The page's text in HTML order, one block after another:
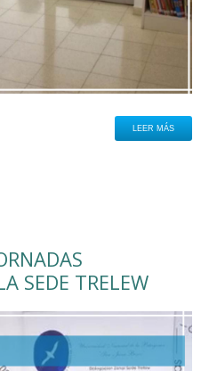
LEER MÁS
SEDE TRELEW